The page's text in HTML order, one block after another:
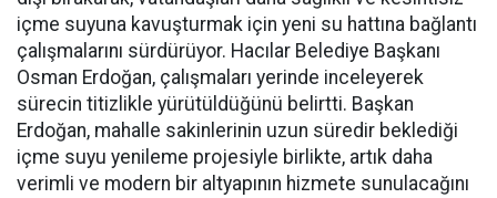
içme suyuna kavuşturmak için yeni su hattına bağlantı
çalışmalarını sürdürüyor. Hacılar Belediye Başkanı
Osman Erdoğan, çalışmaları yerinde inceleyerek
sürecin titizlikle yürütüldüğünü belirtti. Başkan
Erdoğan, mahalle sakinlerinin uzun süredir beklediği
içme suyu yenileme projesiyle birlikte, artık daha
verimli ve modern bir altyapının hizmete sunulacağını